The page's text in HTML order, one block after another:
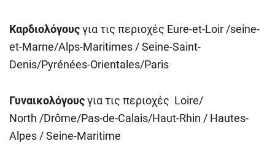
Καρδιολόγουςγια τις περιοχές Eure-et-Loir /seine-
et-Marne/Alps-Maritimes / Seine-Saint-
Denis/Pyrénées-Orientales/Paris
Γυναικολόγουςγια τις περιοχές Loire/
North /Drôme/Pas-de-Calais/Haut-Rhin / Hautes-
Alpes / Seine-Maritime